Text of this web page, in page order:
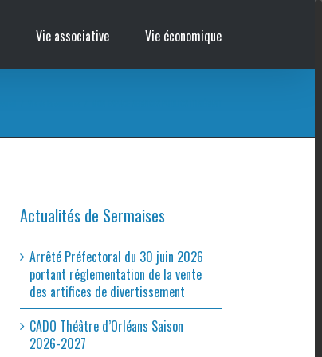
Vie associative Vie économique
Actualités de Sermaises
Arrêté Préfectoral du 30 juin 2026
portant réglementation de la vente
des artifices de divertissement
CADO Théâtre d’Orléans Saison
2026-2027